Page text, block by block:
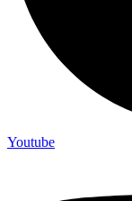
Youtube